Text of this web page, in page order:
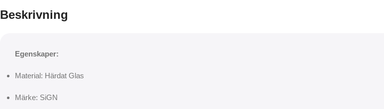
Beskrivning
Egenskaper:
Material: Härdat Glas
Märke: SiGN